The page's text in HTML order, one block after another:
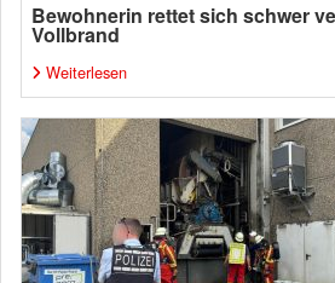
Bewohnerin rettet sich schwer
Vollbrand
Weiterlesen